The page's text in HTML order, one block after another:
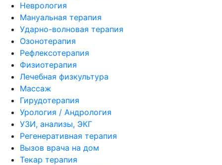
Неврология
Мануальная терапия
Ударно-волновая терапия
Озонотерапия
Рефлексотерапия
Физиотерапия
Лечебная физкультура
Массаж
Гирудотерапия
Урология / Андрология
УЗИ, анализы, ЭКГ
Регенеративная терапия
Вызов врача на дом
Текар терапия